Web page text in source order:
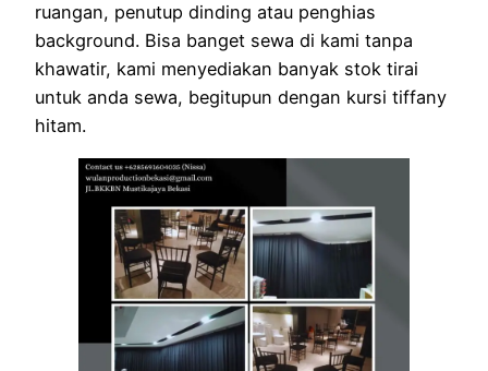
ruangan, penutup dinding atau penghias
background. Bisa banget sewa di kami tanpa
khawatir, kami menyediakan banyak stok tirai
untuk anda sewa, begitupun dengan kursi tiffany
hitam.